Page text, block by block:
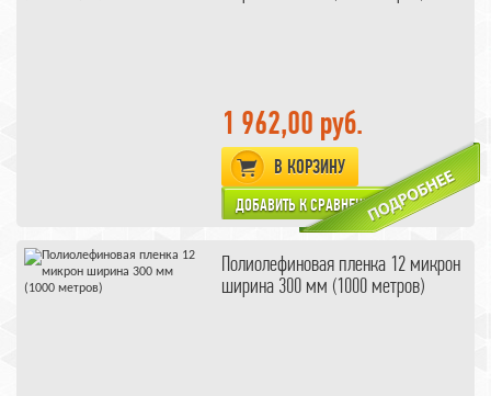
1 962,00 руб.
В КОРЗИНУ
Полиолефиновая пленка 12 микрон
ширина 300 мм (1000 метров)